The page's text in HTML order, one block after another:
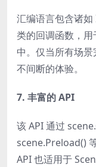
汇编语言包含诸
类的回调函数，
中。仅当所有场
不间断的体验。
7. 丰富的 API
该 API 通过
scene.Preload()
API 也适用于